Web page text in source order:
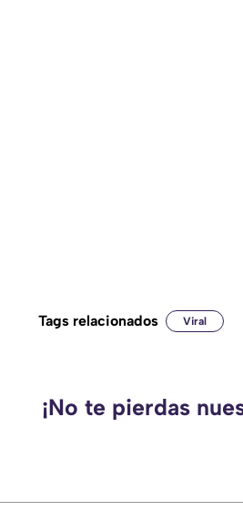
Tags relacionados Viral
¡No te pierdas